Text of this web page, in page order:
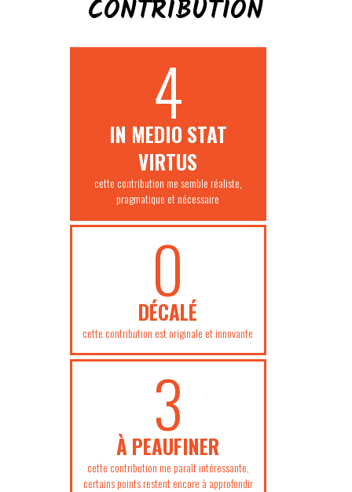
CONTRIBUTION
4
IN MEDIO STAT
VIRTUS
cette contribution me semble réaliste,
pragmatique et nécessaire
0
DÉCALÉ
cette contribution est originale et innovante
3
À PEAUFINER
cette contribution me paraît intéressante,
certains points restent encore à approfondir